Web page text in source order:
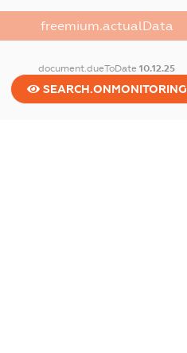
freemium.actualData
document.dueToDate10.12.25
SEARCH.ONMONITORING